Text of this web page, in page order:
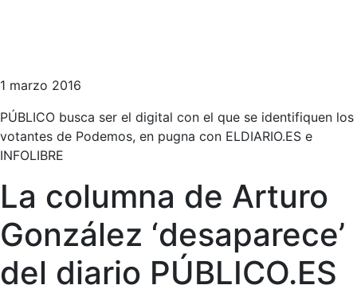
1 marzo 2016
PÚBLICO busca ser el digital con el que se identifiquen los
votantes de Podemos, en pugna con ELDIARIO.ES e
INFOLIBRE
La columna de Arturo
González ‘desaparece’
del diario PÚBLICO.ES